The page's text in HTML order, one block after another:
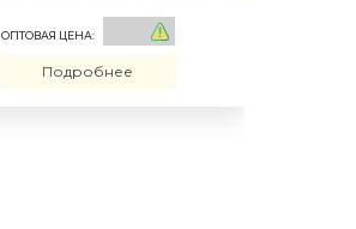
ОПТОВАЯ ЦЕНА:
Подробнее